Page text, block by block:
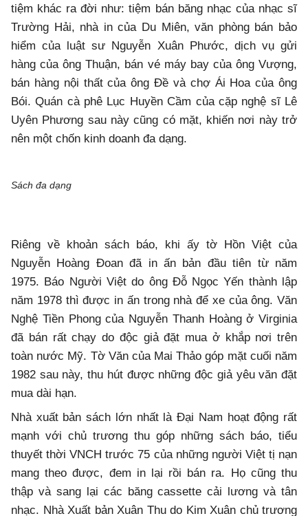
tiệm khác ra đời như: tiệm bán băng nhạc của nhạc sĩ
Trường Hải, nhà in của Du Miên, văn phòng bán bảo
hiểm của luật sư Nguyễn Xuân Phước, dịch vụ gửi
hàng của ông Thuận, bán vé máy bay của ông Vượng,
bán hàng nội thất của ông Đề và chợ Ái Hoa của ông
Bói. Quán cà phê Lục Huyền Cầm của cặp nghệ sĩ Lê
Uyên Phương sau này cũng có mặt, khiến nơi này trở
nên một chốn kinh doanh đa dạng.
Sách đa dạng
Riêng về khoản sách báo, khi ấy tờ Hồn Việt của
Nguyễn Hoàng Đoan đã in ấn bản đầu tiên từ năm
1975. Báo Người Việt do ông Đỗ Ngọc Yến thành lập
năm 1978 thì được in ấn trong nhà để xe của ông. Văn
Nghệ Tiền Phong của Nguyễn Thanh Hoàng ở Virginia
đã bán rất chạy do độc giả đặt mua ở khắp nơi trên
toàn nước Mỹ. Tờ Văn của Mai Thảo góp mặt cuối năm
1982 sau này, thu hút được những độc giả yêu văn đặt
mua dài hạn.
Nhà xuất bản sách lớn nhất là Đại Nam hoạt động rất
mạnh với chủ trương thu góp những sách báo, tiểu
thuyết thời VNCH trước 75 của những người Việt tị nạn
mang theo được, đem in lại rồi bán ra. Họ cũng thu
thập và sang lại các băng cassette cải lương và tân
nhạc. Nhà Xuất bản Xuân Thu do Kim Xuân chủ trương